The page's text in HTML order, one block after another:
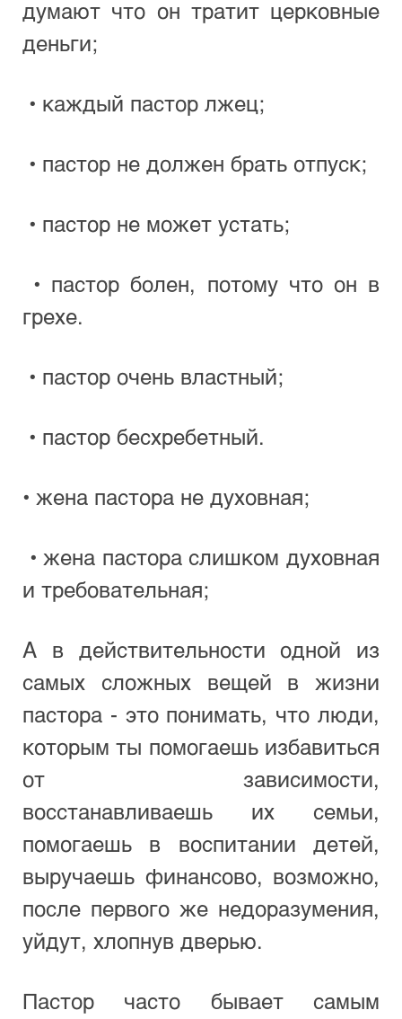
думают что он тратит церковные
деньги;
• каждый пастор лжец;
• пастор не должен брать отпуск;
• пастор не может устать;
грехе.
• пастор очень властный;
• пастор бесхребетный.
• жена пастора не духовная;
и требовательная;
А в действительности одной из
самых сложных вещей в жизни
пастора - это понимать, что люди,
которым ты помогаешь избавиться
от зависимости,
восстанавливаешь их семьи,
помогаешь в воспитании детей,
выручаешь финансово, возможно,
после первого же недоразумения,
уйдут, хлопнув дверью.
Пастор часто бывает самым